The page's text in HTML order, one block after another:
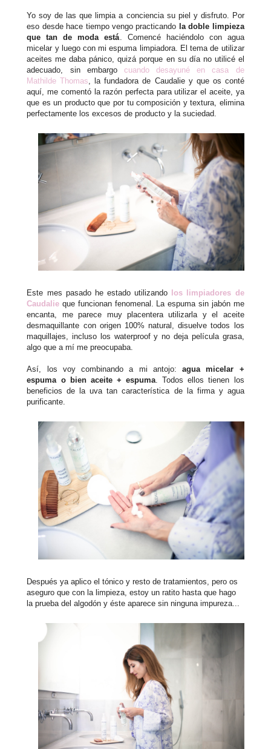
Yo soy de las que limpia a conciencia su piel y disfruto. Por
eso desde hace tiempo vengo practicando la doble limpieza
que tan de moda está . Comencé haciéndolo con agua
micelar y luego con mi espuma limpiadora. El tema de utilizar
aceites me daba pánico, quizá porque en su día no utilicé el
adecuado, sin embargo cuando desayuné en casa de
Mathilde Thomas , la fundadora de Caudalie y que os conté
aquí, me comentó la razón perfecta para utilizar el aceite, ya
que es un producto que por tu composición y textura, elimina
perfectamente los excesos de producto y la suciedad.
Este mes pasado he estado utilizando
los limpiadores de
Caudalie que funcionan fenomenal. La espuma sin jabón me
encanta, me parece muy placentera utilizarla y el aceite
desmaquillante con origen 100% natural, disuelve todos los
maquillajes, incluso los waterproof y no deja película grasa,
algo que a mí me preocupaba.
Así, los voy combinando a mi antojo:agua micelar +
espuma o bien aceite + espuma. Todos ellos tienen los
beneficios de la uva tan característica de la firma y agua
purificante.
Después ya aplico el tónico y resto de tratamientos, pero os
aseguro que con la limpieza, estoy un ratito hasta que hago
la prueba del algodón y éste aparece sin ninguna impureza...